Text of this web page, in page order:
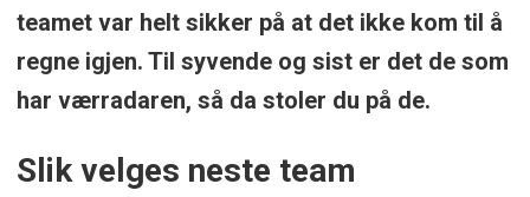
teamet var helt sikker på at det ikke kom til å
regne igjen. Til syvende og sist er det de som
har værradaren, så da stoler du på de.
Slik velges neste team